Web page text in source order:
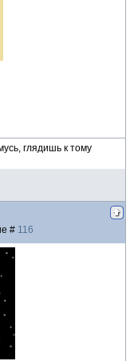
глядишь к тому
# 116